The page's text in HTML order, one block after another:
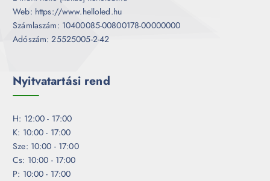
Web: https://www.helloled.hu
Számlaszám: 10400085-00800178-00000000
Adószám: 25525005-2-42
Nyitvatartási rend
H: 12:00 - 17:00
K: 10:00 - 17:00
Sze: 10:00 - 17:00
Cs: 10:00 - 17:00
P: 10:00 - 17:00